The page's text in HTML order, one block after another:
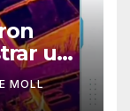
un
MOLL